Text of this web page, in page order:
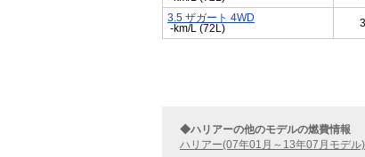
3.5 ザガート 4WD
-km/L (72L)
◆ハリアーの他のモデルの燃費情報
ハリアー(07年01月～13年07月モデル)